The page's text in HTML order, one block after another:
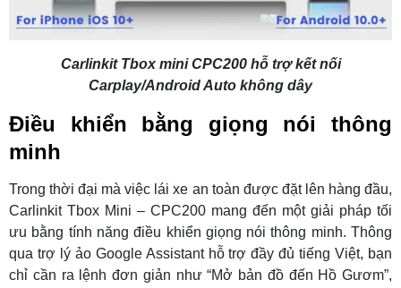
Carlinkit Tbox mini CPC200 hỗ trợ kết nối
Carplay/Android Auto không dây
Điều khiển bằng giọng nói thông
minh
Trong thời đại mà việc lái xe an toàn được đặt lên hàng đầu,
Carlinkit Tbox Mini – CPC200 mang đến một giải pháp tối
ưu bằng tính năng điều khiển giọng nói thông minh. Thông
qua trợ lý ảo Google Assistant hỗ trợ đầy đủ tiếng Việt, bạn
chỉ cần ra lệnh đơn giản như “Mở bản đồ đến Hồ Gươm”,